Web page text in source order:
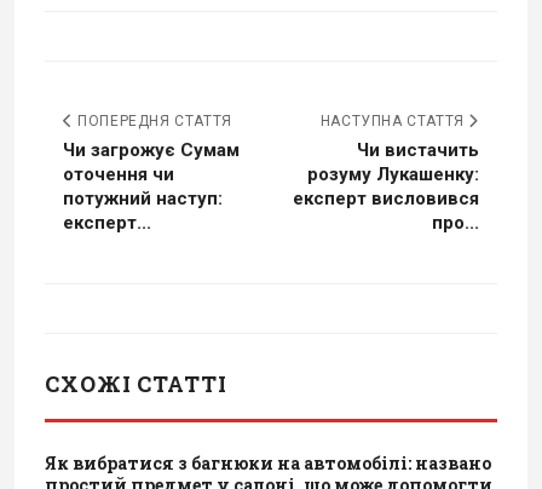
ПОПЕРЕДНЯ СТАТТЯ
Чи загрожує Сумам
оточення чи
потужний наступ:
експерт...
НАСТУПНА СТАТТЯ
Чи вистачить
розуму Лукашенку:
експерт висловився
про...
СХОЖІ СТАТТІ
Як вибратися з багнюки на автомобілі: названо